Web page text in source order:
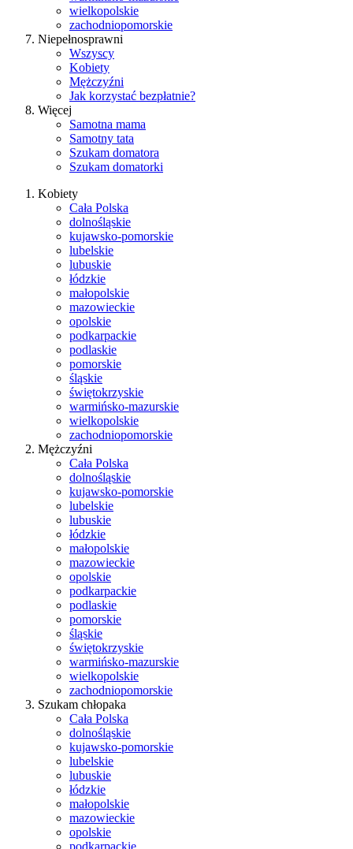
wielkopolskie
zachodniopomorskie
Niepełnosprawni
Wszyscy
Kobiety
Mężczyźni
Jak korzystać bezpłatnie?
Więcej
Samotna mama
Samotny tata
Szukam domatora
Szukam domatorki
Kobiety
Cała Polska
dolnośląskie
kujawsko-pomorskie
lubelskie
lubuskie
łódzkie
małopolskie
mazowieckie
opolskie
podkarpackie
podlaskie
pomorskie
śląskie
świętokrzyskie
warmińsko-mazurskie
wielkopolskie
zachodniopomorskie
Mężczyźni
Cała Polska
dolnośląskie
kujawsko-pomorskie
lubelskie
lubuskie
łódzkie
małopolskie
mazowieckie
opolskie
podkarpackie
podlaskie
pomorskie
śląskie
świętokrzyskie
warmińsko-mazurskie
wielkopolskie
zachodniopomorskie
Szukam chłopaka
Cała Polska
dolnośląskie
kujawsko-pomorskie
lubelskie
lubuskie
łódzkie
małopolskie
mazowieckie
opolskie
podkarpackie